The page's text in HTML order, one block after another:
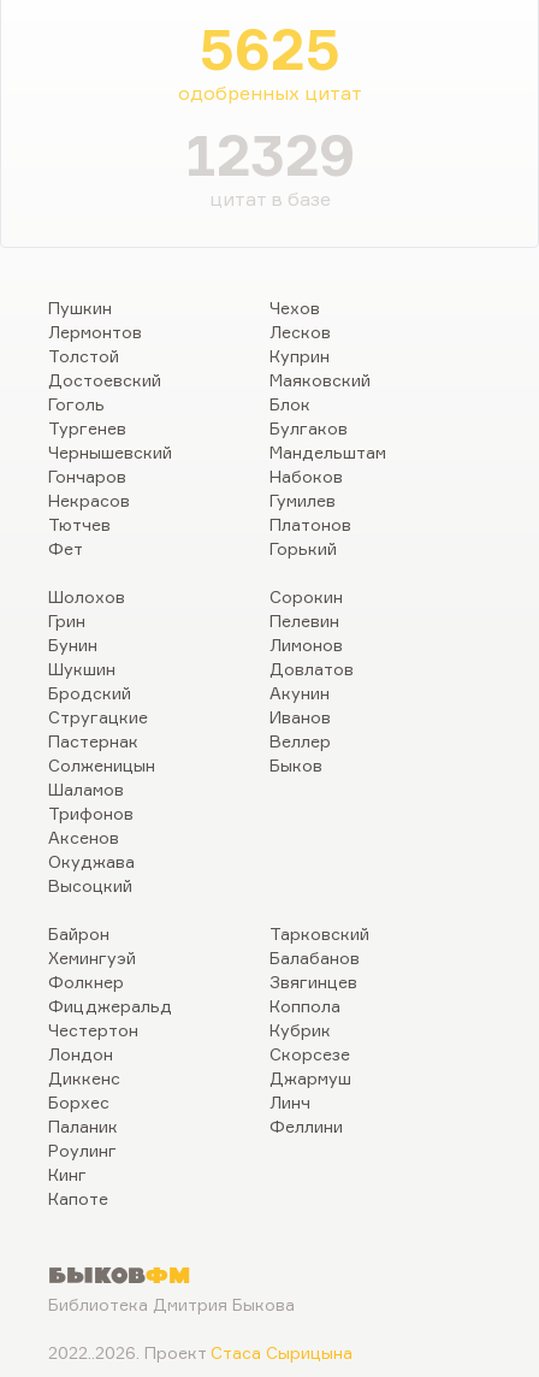
5625
одобренных цитат
12329
цитат в базе
Пушкин
Лермонтов
Толстой
Достоевский
Гоголь
Тургенев
Чернышевский
Гончаров
Некрасов
Тютчев
Фет
Чехов
Лесков
Куприн
Маяковский
Блок
Булгаков
Мандельштам
Набоков
Гумилев
Платонов
Горький
Шолохов
Грин
Бунин
Шукшин
Бродский
Стругацкие
Пастернак
Солженицын
Шаламов
Трифонов
Аксенов
Окуджава
Высоцкий
Сорокин
Пелевин
Лимонов
Довлатов
Акунин
Иванов
Веллер
Быков
Байрон
Хемингуэй
Фолкнер
Фицджеральд
Честертон
Лондон
Диккенс
Борхес
Паланик
Роулинг
Кинг
Капоте
Тарковский
Балабанов
Звягинцев
Коппола
Кубрик
Скорсезе
Джармуш
Линч
Феллини
БыковФМ
Библиотека Дмитрия Быкова
2022..2026. Проект Стаса Сырицына